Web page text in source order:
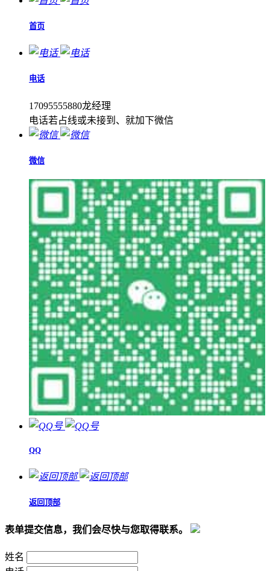
首页
电话
17095555880龙经理
电话若占线或未接到、就加下微信
微信
QQ
返回顶部
表单提交信息，我们会尽快与您取得联系。
姓名